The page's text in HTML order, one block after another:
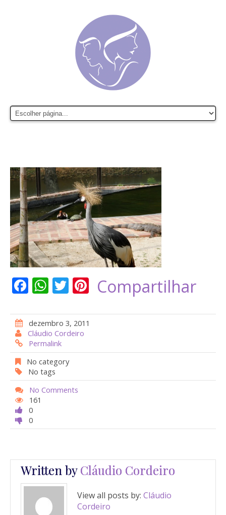
F
e
b
o
o
k
W
at
s
A
p
p
T
itt
er
Pi
er
st
Compartilhar
dezembro 3, 2011
Cláudio Cordeiro
Permalink
No category
No tags
No Comments
161
0
0
Written byCláudio Cordeiro
View all posts by: Cláudio
Cordeiro